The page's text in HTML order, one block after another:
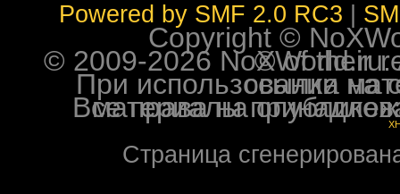
Powered by SMF 2.0 RC3
Copyright ©
© 2009-2026 NoXWorld.ru. All
При использовании
Все права на опубликованные на форуме
Страница